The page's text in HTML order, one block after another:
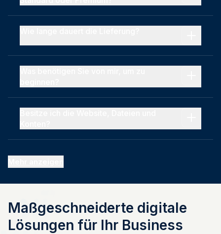
Maßgeschneiderte digitale
Lösungen für Ihr Business